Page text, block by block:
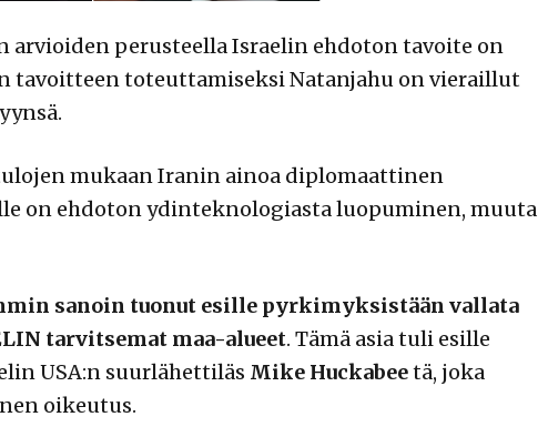
perusteella Israelin ehdoton tavoite on
tavoitteen toteuttamiseksi Natanjahu on vieraillut
mukaan Iranin ainoa diplomaattinen
on ehdoton ydinteknologiasta luopuminen, muuta
sanoin tuonut esille pyrkimyksistään vallata
tarvitsemat maa-alueet. Tämä asia tuli esille
USA:n suurlähettiläs Mike Huckabeetä, joka
oikeutus.